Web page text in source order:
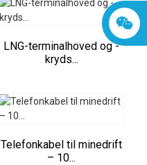
LNG-terminalhoved og -
kryds...
Telefonkabel til minedrift
– 10...